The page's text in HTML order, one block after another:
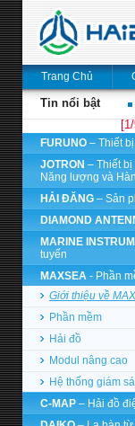
Trang Chủ
Tin nổi bật
FURUNO – Thiết
JOTRON – Thiết
Năng lượng và
HẢI ĐĂNG – Sản
DIAMOND
MARINE
tuyến
MAXSEA - Phần
Giới thiệu về
Phần mềm
Hải đồ
Modul nâng cao
Hệ thống giám
C-MAP – Hải đồ